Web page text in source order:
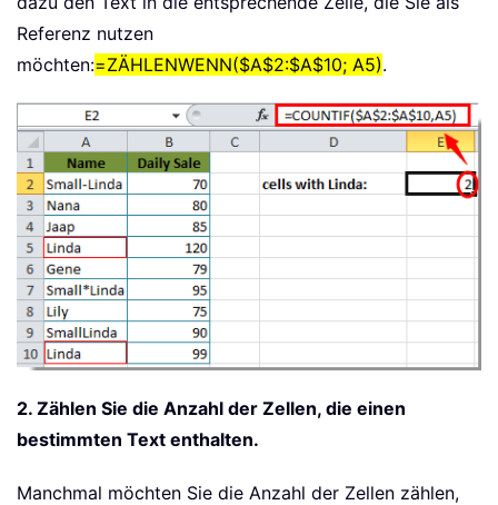
Referenz nutzen
möchten:=ZÄHLENWENN($A$2:$A$10; A5).
2. Zählen Sie die Anzahl der Zellen, die einen
bestimmten Text enthalten.
Manchmal möchten Sie die Anzahl der Zellen zählen,